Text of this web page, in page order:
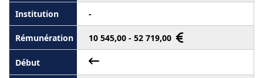
-
10 545,00 - 52 719,00